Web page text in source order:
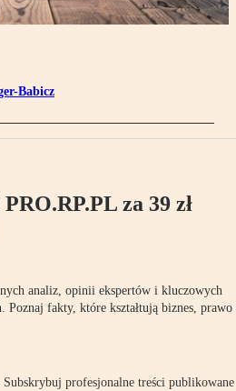
Babicz
za 39 zł
analiz, opinii ekspertów i kluczowych
Poznaj fakty, które kształtują biznes, prawo
profesjonalne treści publikowane